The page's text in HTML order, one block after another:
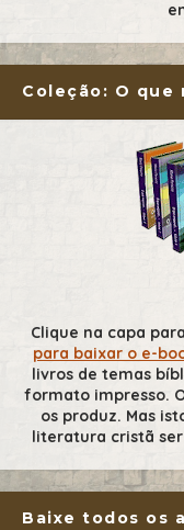
Coleção: O que
Clique na capa
para baixar o e-
livros de temas
formato impresso.
os produz. Mas
literatura cristã
Baixe todos os